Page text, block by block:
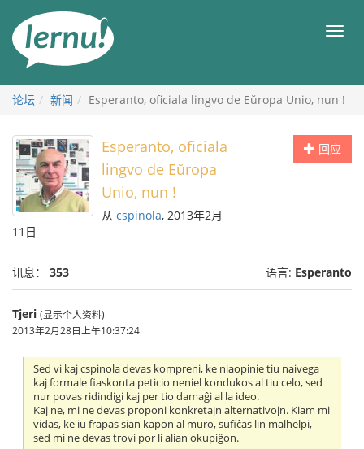
目
论坛 新闻 Esperanto, oficiala lingvo de Eŭropa Unio, nun !
回应
Esperanto, oficiala
lingvo de Eŭropa
Unio, nun !
从 cspinola, 2013年2月
11日
讯息： 353 语言: Esperanto
Tjeri (显示个人资料)
2013年2月28日上午10:37:24
Sed vi kaj cspinola devas kompreni, ke niaopinie tiu naivega
kaj formale fiaskonta peticio neniel kondukos al tiu celo, sed
nur povas ridindigi kaj per tio damaĝi al la ideo.
Kaj ne, mi ne devas proponi konkretajn alternativojn. Kiam mi
vidas, ke iu frapas sian kapon al muro, sufiĉas lin malhelpi,
sed mi ne devas trovi por li alian okupiĝon.